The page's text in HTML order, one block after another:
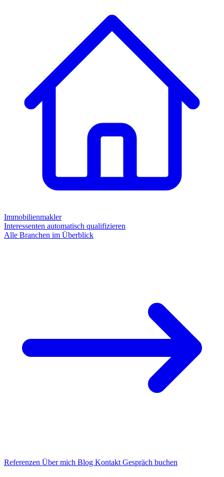
Immobilienmakler
Interessenten automatisch qualifizieren
Alle Branchen im Überblick
Referenzen Über mich Blog Kontakt Gespräch buchen